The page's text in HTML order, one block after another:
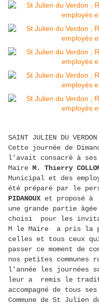
SAINT JULIEN DU
Cette journée de
l’avait consacré à ses
Maire M. Thierry
Municipal et des
été préparé par le
PIDANOUX et proposé à
une grande partie
choisi pour les
M le Maire a pris la
celles et tous ceux
passer ce moment de
nos petites
l’année les journées
leur a remis le
accompagné de tous
Commune de St Julien